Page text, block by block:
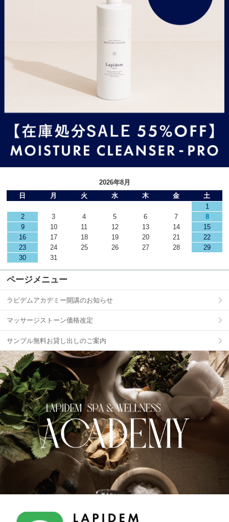
2026年8月
日
月 火 水 木 金
土
1
2
3 4 5 6 7
8
9
10 11 12 13 14
15
16
17 18 19 20 21
22
23
24 25 26 27 28
29
30
31
ページメニュー
ラピデムアカデミー開講のお知らせ
マッサージストーン価格改定
サンプル無料お貸し出しのご案内